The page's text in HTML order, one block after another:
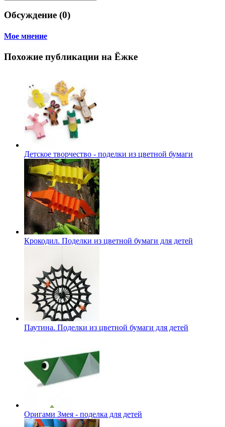
Обсуждение (0)
Мое мнение
Похожие публикации на Ёжке
Детское творчество - поделки из цветной бумаги
Крокодил. Поделки из цветной бумаги для детей
Паутина. Поделки из цветной бумаги для детей
Оригами Змея - поделка для детей